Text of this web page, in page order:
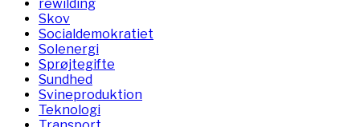
rewilding
Skov
Socialdemokratiet
Solenergi
Sprøjtegifte
Sundhed
Svineproduktion
Teknologi